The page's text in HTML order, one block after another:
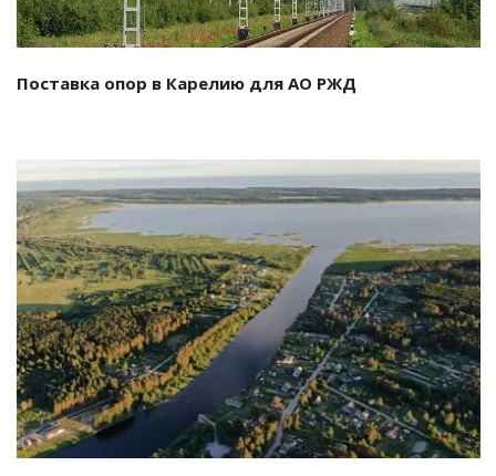
Поставка опор в Карелию для АО РЖД
Смотреть проект